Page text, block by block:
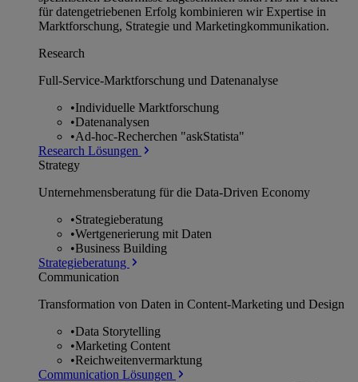
für datengetriebenen Erfolg kombinieren wir Expertise in
Marktforschung, Strategie und Marketingkommunikation.
Research
Full-Service-Marktforschung und Datenanalyse
•Individuelle Marktforschung
•Datenanalysen
•Ad-hoc-Recherchen "askStatista"
Research Lösungen
Strategy
Unternehmens­beratung für die Data-Driven Economy
•Strategieberatung
•Wertgenerierung mit Daten
•Business Building
Strategieberatung
Communication
Transformation von Daten in Content-Marketing und Design
•Data Storytelling
•Marketing Content
•Reichweitenvermarktung
Communication Lösungen